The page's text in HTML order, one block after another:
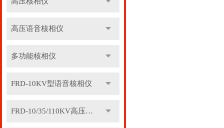
高压语音核相仪
多功能核相仪
FRD-10KV型语音核相仪
FRD-10/35/110KV高压语音核相器